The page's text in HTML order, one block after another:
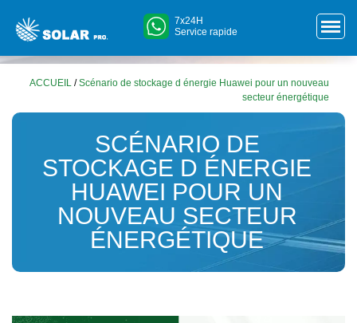
7x24H
Service rapide
ACCUEIL /Scénario de stockage d énergie Huawei pour un nouveau
secteur énergétique
SCÉNARIO DE
STOCKAGE D ÉNERGIE
HUAWEI POUR UN
NOUVEAU SECTEUR
ÉNERGÉTIQUE